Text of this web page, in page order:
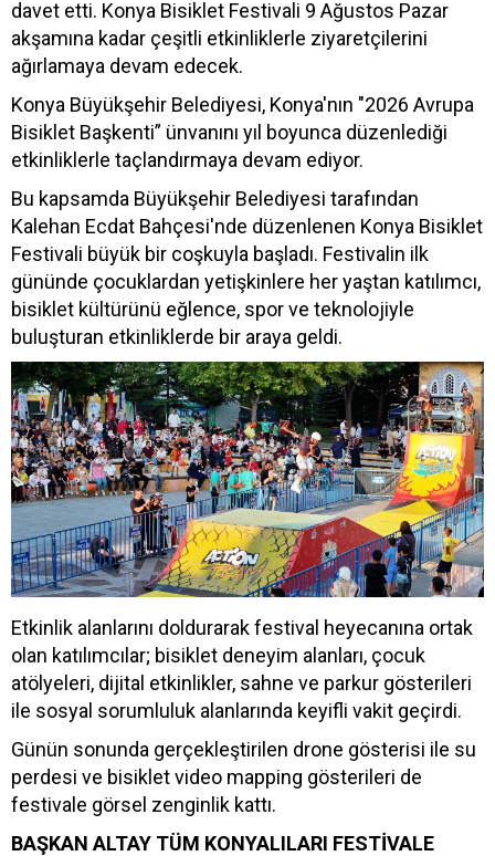
davet etti. Konya Bisiklet Festivali 9 Ağustos Pazar
akşamına kadar çeşitli etkinliklerle ziyaretçilerini
ağırlamaya devam edecek.
Konya Büyükşehir Belediyesi, Konya'nın "2026 Avrupa
Bisiklet Başkenti” ünvanını yıl boyunca düzenlediği
etkinliklerle taçlandırmaya devam ediyor.
Bu kapsamda Büyükşehir Belediyesi tarafından
Kalehan Ecdat Bahçesi'nde düzenlenen Konya Bisiklet
Festivali büyük bir coşkuyla başladı. Festivalin ilk
gününde çocuklardan yetişkinlere her yaştan katılımcı,
bisiklet kültürünü eğlence, spor ve teknolojiyle
buluşturan etkinliklerde bir araya geldi.
Etkinlik alanlarını doldurarak festival heyecanına ortak
olan katılımcılar; bisiklet deneyim alanları, çocuk
atölyeleri, dijital etkinlikler, sahne ve parkur gösterileri
ile sosyal sorumluluk alanlarında keyifli vakit geçirdi.
Günün sonunda gerçekleştirilen drone gösterisi ile su
perdesi ve bisiklet video mapping gösterileri de
festivale görsel zenginlik kattı.
BAŞKAN ALTAY TÜM KONYALILARI FESTİVALE